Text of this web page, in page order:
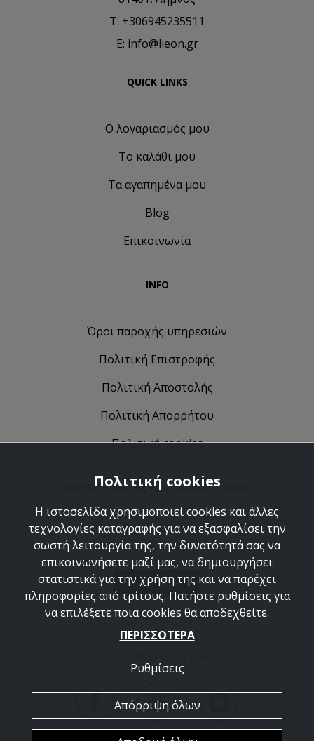
T: +306945235511
E: info@lieon.gr
QUICK LINKS
Ο λογαριασμός μου
Το καλάθι μου
Τα αγαπημένα μου
Blog
Επικοινωνία
INFO
Όροι παροχής υπηρεσιών
Πολιτική Eπιστροφής
Πολιτική Αποστολής
Πολιτική Απορρήτου
Πολιτική cookies
NEWSLETTER: Ας κρατήσουμε επαφή
Ανακαλύψτε τις δημιουργίες μας και ελάτε να
γνωριστούμε καλύτερα.
ΕΓΓΡΑΦΗ
Copyright © 2026 Lieon.
Πολιτική cookies
Η ιστοσελίδα χρησιμοποιεί cookies και άλλες
τεχνολογίες καταγραφής για να εξασφαλίσει την
σωστή λειτουργία της, την δυνατότητά σας να
επικοινωνήσετε μαζί μας, να δημιουργήσει
στατιστικά για την χρήση της και να παρέχει
πληροφορίες από τρίτους. Πατήστε ρυθμίσεις για
να επιλέξετε ποια cookies θα αποδεχθείτε.
ΠΕΡΙΣΣΟΤΕΡΑ
Ρυθμίσεις
Απόρριψη όλων